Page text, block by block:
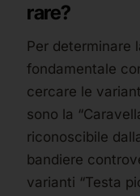
rare?
Per determinare
fondamentale
cercare le
sono la
riconoscibile
bandiere
varianti “Testa